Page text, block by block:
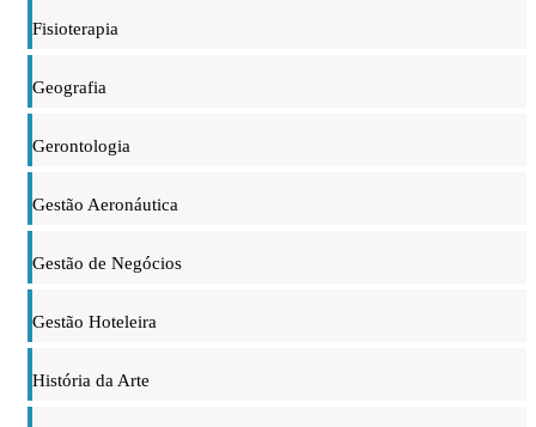
Fisioterapia
Geografia
Gerontologia
Gestão Aeronáutica
Gestão de Negócios
Gestão Hoteleira
História da Arte